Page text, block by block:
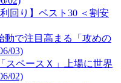
回り】ベスト30 ＜割安
動で注目高まる「攻めの
03)
スペースＸ」上場に世界
02)